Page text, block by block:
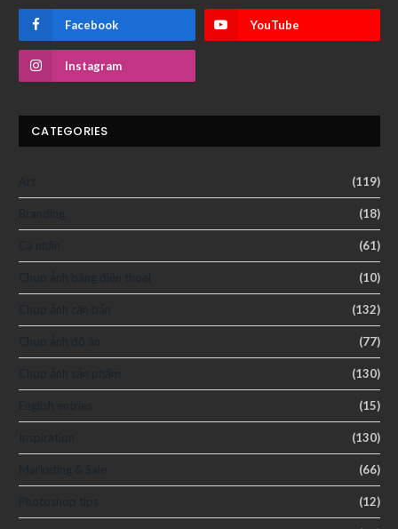
Facebook YouTube
Instagram
CATEGORIES
(119)
(18)
(61)
(10)
(132)
(77)
(130)
(15)
(130)
(66)
(12)